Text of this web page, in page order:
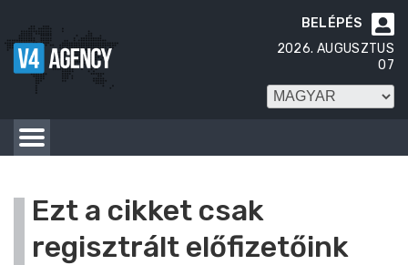

BELÉPÉS
2026. AUGUSZTUS
07
Ezt a cikket csak
regisztrált előfizetőink